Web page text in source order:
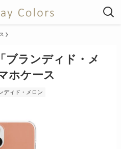
ブランディド・メ
ホケース
ディド・メロン